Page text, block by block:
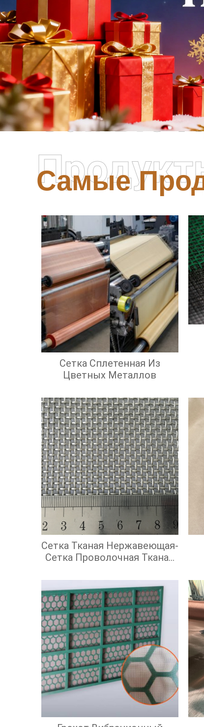
Самые
Самые
Сетка Сплетенная Из
Цветных Металлов
Сетка Тканая Нержавеющая-
Сетка Проволочная Тканая